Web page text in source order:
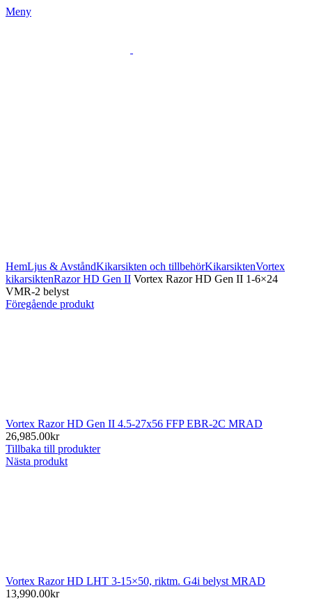
Meny
HemLjus & AvståndKikarsikten och tillbehörKikarsiktenVortex
kikarsiktenRazor HD Gen II Vortex Razor HD Gen II 1-6×24
VMR-2 belyst
Föregående produkt
Vortex Razor HD Gen II 4.5-27x56 FFP EBR-2C MRAD
26,985.00kr
Tillbaka till produkter
Nästa produkt
Vortex Razor HD LHT 3-15×50, riktm. G4i belyst MRAD
13,990.00kr